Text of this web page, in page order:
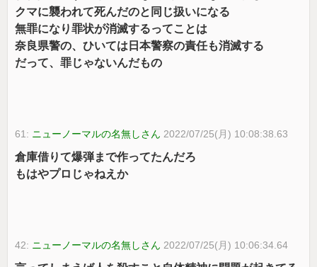
クマに襲われて死んだのと同じ扱いになる
無罪になり罪状が消滅するってことは
奈良県警の、ひいては日本警察の責任も消滅する
だって、罪じゃないんだもの
61: ニューノーマルの名無しさん 2022/07/25(月) 10:08:38.63
倉庫借りて爆弾まで作ってたんだろ
もはやプロじゃねえか
42: ニューノーマルの名無しさん 2022/07/25(月) 10:06:34.64